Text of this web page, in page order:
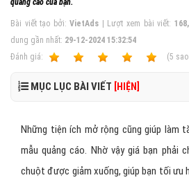
quảng cáo của bạn.
Bài viết tạo bởi:VietAds | Lượt xem bài viết:
dung gần nhất: 29-12-2024 15:32:54
Ðánh giá:
(5 sao
MỤC LỤC BÀI VIẾT [HIỆN]
Những tiện ích mở rộng cũng giúp làm
mẫu quảng cáo. Nhờ vậy giá bạn
chuột được giảm xuống, giúp bạn tối ưu